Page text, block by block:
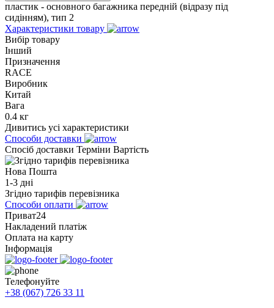
пластик - основного багажника передній (відразу під
сидінням), тип 2
Характеристики товару
Вибір товару
Інший
Призначення
RACE
Виробник
Китай
Вага
0.4 кг
Дивитись усі характеристики
Способи доставки
Спосіб доставки Терміни Вартість
Нова Пошта
1-3 дні
Згідно тарифів перевізника
Способи оплати
Приват24
Накладений платіж
Оплата на карту
Інформація
Телефонуйте
+38 (067) 726 33 11